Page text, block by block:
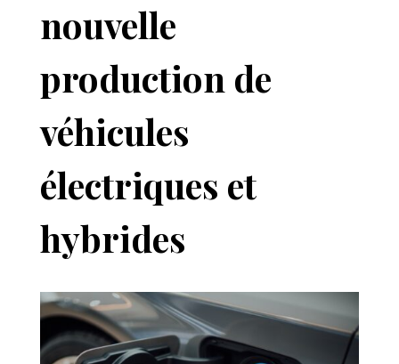
nouvelle
production de
véhicules
électriques et
hybrides